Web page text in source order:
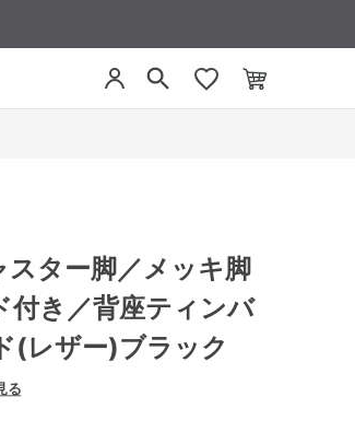
ター脚／メッキ脚
付き／背座ティンバ
(レザー)ブラック
る